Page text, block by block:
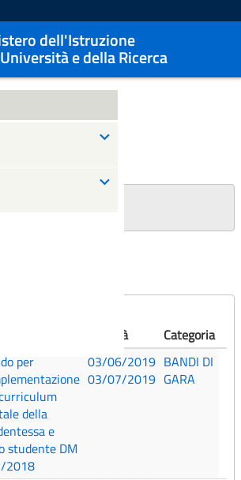
dell'Istruzione
e della Ricerca
Validità
Categoria
per
della
e
studente DM
2018
03/06/2019
03/07/2019
BANDI DI
GARA